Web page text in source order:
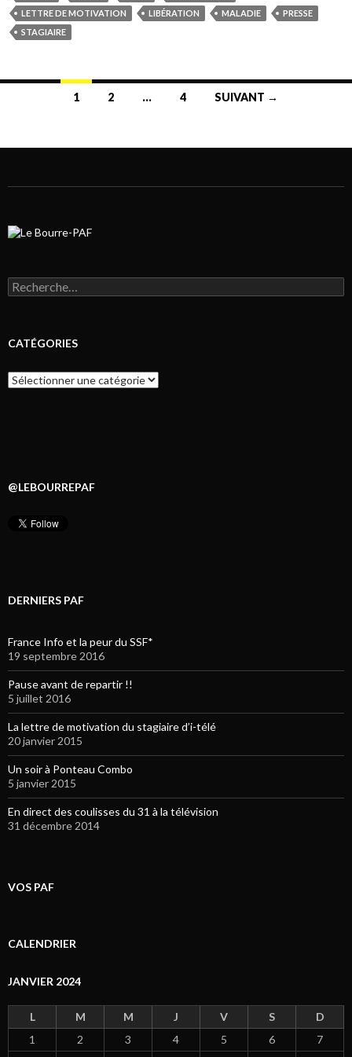
LETTRE DE MOTIVATION
LIBÉRATION MALADIE
PRESSE
STAGIAIRE
1 2 … 4 SUIVANT →
Rechercher :
CATÉGORIES
Catégories
@LEBOURREPAF
DERNIERS PAF
France Info et la peur du SSF*
19 septembre 2016
Pause avant de repartir !!
5 juillet 2016
La lettre de motivation du stagiaire d’i-télé
20 janvier 2015
Un soir à Ponteau Combo
5 janvier 2015
En direct des coulisses du 31 à la télévision
31 décembre 2014
VOS PAF
CALENDRIER
JANVIER 2024
L M M J V S
D
1
2 3 4 5 6
7